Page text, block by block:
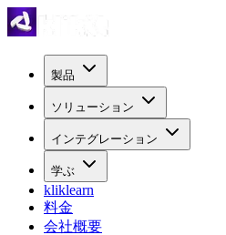
製品
ソリューション
インテグレーション
学ぶ
kliklearn
料金
会社概要